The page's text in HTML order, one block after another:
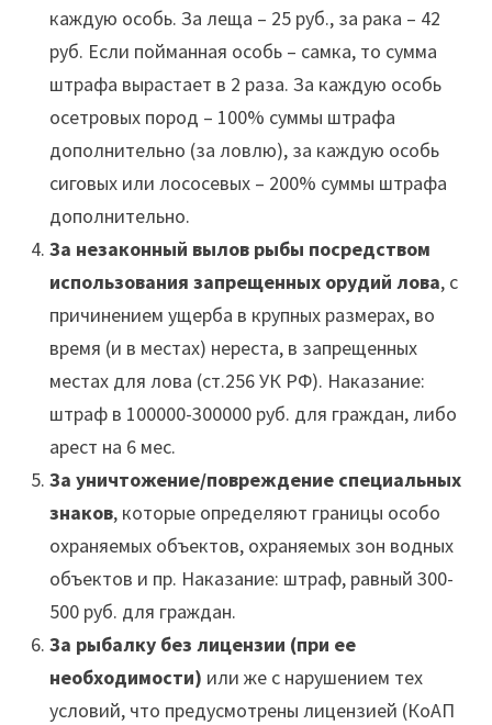
каждую особь. За леща – 25 руб., за рака – 42
руб. Если пойманная особь – самка, то сумма
штрафа вырастает в 2 раза. За каждую особь
осетровых пород – 100% суммы штрафа
дополнительно (за ловлю), за каждую особь
сиговых или лососевых – 200% суммы штрафа
дополнительно.
За незаконный вылов рыбы посредством
использования запрещенных орудий лова, с
причинением ущерба в крупных размерах, во
время (и в местах) нереста, в запрещенных
местах для лова (ст.256 УК РФ). Наказание:
штраф в 100000-300000 руб. для граждан, либо
арест на 6 мес.
За уничтожение/повреждение специальных
знаков, которые определяют границы особо
охраняемых объектов, охраняемых зон водных
объектов и пр. Наказание: штраф, равный 300-
500 руб. для граждан.
За рыбалку без лицензии (при ее
необходимости) или же с нарушением тех
условий, что предусмотрены лицензией (КоАП